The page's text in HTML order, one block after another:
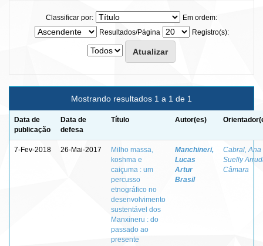
Classificar por:
Em ordem:
Resultados/Página
Registro(s):
Mostrando resultados 1 a 1 de 1
Data de
publicação
Data de
defesa
Título Autor(es)
7-Fev-2018 26-Mai-2017
Milho massa,
koshma e
caiçuma : um
percusso
etnográfico no
desenvolvimento
sustentável dos
Manxineru : do
passado ao
presente
Manchineri,
Lucas
Artur
Brasil
Cabral, Ana
Suelly
Câmara